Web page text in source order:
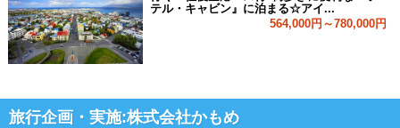
テル・キャビン』に泊まる☆アイ...
564,000円～780,000円
旅行企画・実施:株式会社かもめ